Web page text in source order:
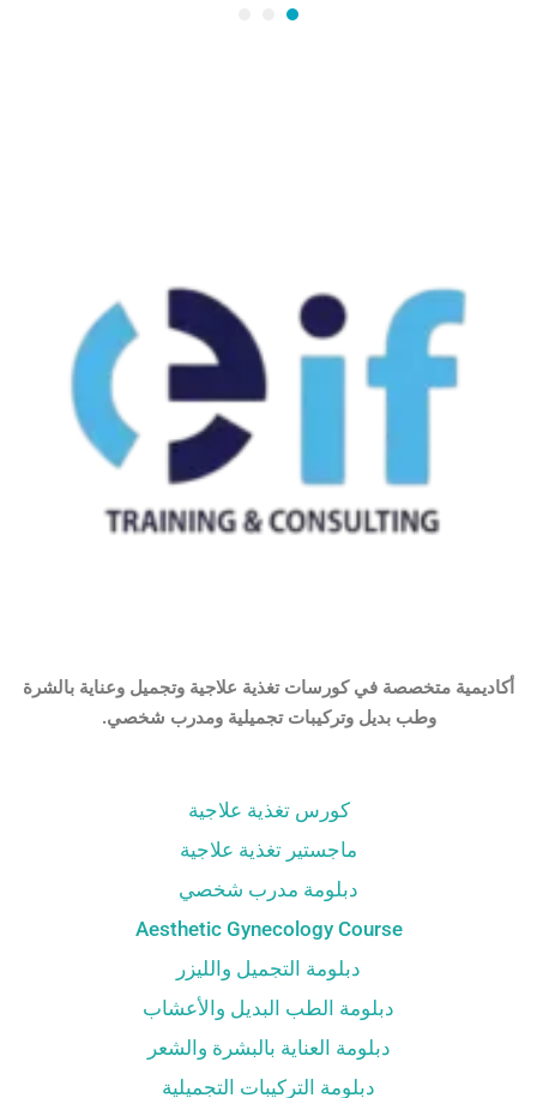
أكاديمية متخصصة في كورسات تغذية علاجية وتجميل وعناية بالشرة
وطب بديل وتركيبات تجميلية ومدرب شخصي.
كورس تغذية علاجية
ماجستير تغذية علاجية
دبلومة مدرب شخصي
Aesthetic Gynecology Course
دبلومة التجميل والليزر
دبلومة الطب البديل والأعشاب
دبلومة العناية بالبشرة والشعر
دبلومة التركيبات التجميلية